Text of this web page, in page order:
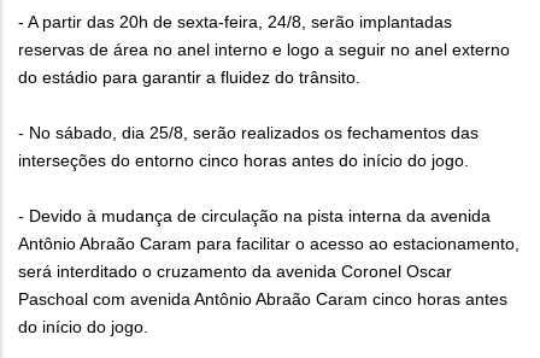
- A partir das 20h de sexta-feira, 24/8, serão implantadas
reservas de área no anel interno e logo a seguir no anel externo
do estádio para garantir a fluidez do trânsito.
- No sábado, dia 25/8, serão realizados os fechamentos das
interseções do entorno cinco horas antes do início do jogo.
- Devido à mudança de circulação na pista interna da avenida
Antônio Abraão Caram para facilitar o acesso ao estacionamento,
será interditado o cruzamento da avenida Coronel Oscar
Paschoal com avenida Antônio Abraão Caram cinco horas antes
do início do jogo.